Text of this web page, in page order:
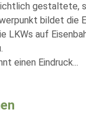
gestaltete,
bildet die
LKWs auf
einen Eindruck...